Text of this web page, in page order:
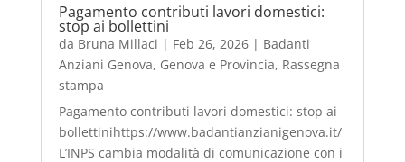
Pagamento contributi lavori domestici:
stop ai bollettini
da Bruna Millaci | Feb 26, 2026| Badanti
Anziani Genova, Genova e Provincia, Rassegna
stampa
Pagamento contributi lavori domestici: stop ai
bollettinihttps://www.badantianzianigenova.it/
L’INPS cambia modalità di comunicazione con i